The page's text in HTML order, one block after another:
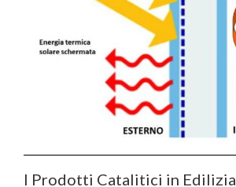
I Prodotti Catalitici in Edilizia